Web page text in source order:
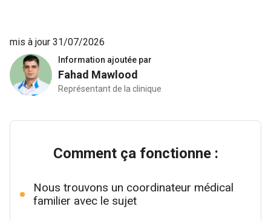
Information ajoutée par
Fahad Mawlood
Représentant de la clinique
mis à jour 31/07/2026
Comment ça fonctionne :
Nous trouvons un coordinateur médical
familier avec le sujet